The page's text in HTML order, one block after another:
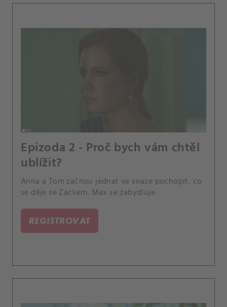
Epizoda 2 - Proč bych vám chtěl
ublížit?
Anna a Tom začnou jednat ve snaze pochopit, co
se děje se Zackem. Max se zabydluje.
REGISTROVAT